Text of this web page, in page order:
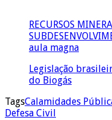
RECURSOS
aula magna
Legislação
do Biogás
TagsCalamidades
Defesa Civil